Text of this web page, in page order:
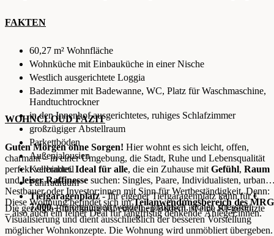
FAKTEN
60,27 m² Wohnfläche
Wohnküche mit Einbauküche in einer Nische
Westlich ausgerichtete Loggia
Badezimmer mit Badewanne, WC, Platz für Waschmaschine,
Handtuchtrockner
in den Innenhof ausgerichtetes, ruhiges Schlafzimmer
großzügiger Abstellraum
Parkettböden
Außenjalousien
Kellerabteil
Fahrradraum
Tiefgaragenplatz- Ihr eigener Tiefgaragenplatz kann für€
7.000,-mitorganisiert werden - praktisch, sicher, stressfrei.
WOHNCLOUD FAZIT
Guten Morgen ohne Sorgen! Hier wohnt es sich leicht, offen,
charmant – in einer Umgebung, die Stadt, Ruhe und Lebensqualität
perfekt verbindet.Ideal für alle, die ein Zuhause mit Gefühl, Raum
undleiser Raffinesse suchen: Singles, Paare, Individualisten, urbane
Nestbauer oder Investor:innen mit Sinn für Wertbeständigkeit. Denn:
Diese Wohnung befindet sich imTeilanwendungsbereich des MRG
– also auch ein feiner Deal für langfristig denkende Anleger:innen.
Die gezeigte Einrichtung auf einzelnen Bildern ist eine KI-gestützte
Visualisierung und dient ausschließlich der besseren Vorstellung
möglicher Wohnkonzepte. Die Wohnung wird unmöbliert übergeben.